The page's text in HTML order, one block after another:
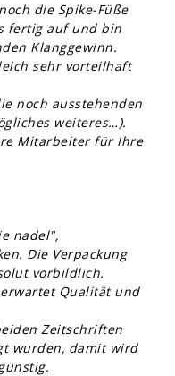
die Spike-Füße
fertig auf und bin
Klanggewinn.
sehr vorteilhaft
noch ausstehenden
weiteres…).
Mitarbeiter für Ihre
nadel",
Die Verpackung
vorbildlich.
Qualität und
Zeitschriften
wurden, damit wird